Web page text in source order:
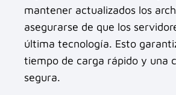
mantener actualizados los
asegurarse de que los
última tecnología. Esto
tiempo de carga rápido y una
segura.